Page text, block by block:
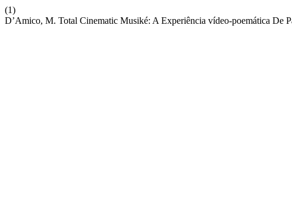
(1)
D’Amico, M. Total Cinematic Musiké: A Experiência vídeo-poemática De